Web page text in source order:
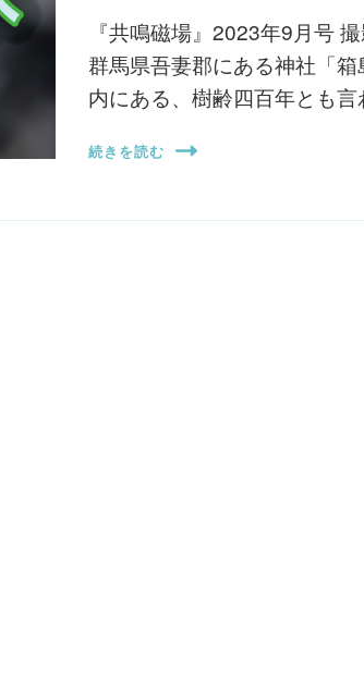
『共鳴磁場』2023年9月号
群馬県吾妻郡にある神社「
内にある、樹齢四百年とも
続きを読む